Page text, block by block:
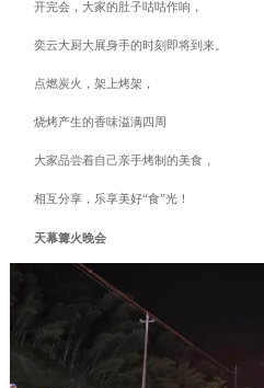
开完会，大家的肚子咕咕作响，
奕云大厨大展身手的时刻即将到来。
点燃炭火，架上烤架，
烧烤产生的香味溢满四周
大家品尝着自己亲手烤制的美食，
相互分享，乐享美好“食”光！
天幕篝火晚会